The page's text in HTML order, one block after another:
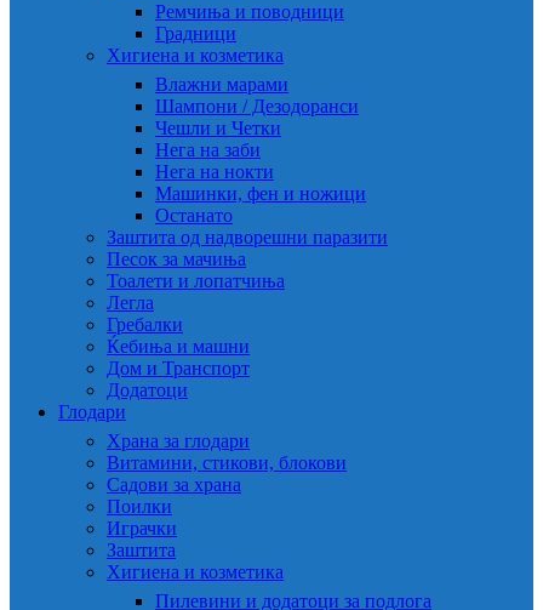
Ремчиња и поводници
Градници
Хигиена и козметика
Влажни марами
Шампони / Дезодоранси
Чешли и Четки
Нега на заби
Нега на нокти
Машинки, фен и ножици
Останато
Заштита од надворешни паразити
Песок за мачиња
Тоалети и лопатчиња
Легла
Гребалки
Ќебиња и машни
Дом и Транспорт
Додатоци
Глодари
Храна за глодари
Витамини, стикови, блокови
Садови за храна
Поилки
Играчки
Заштита
Хигиена и козметика
Пилевини и додатоци за подлога